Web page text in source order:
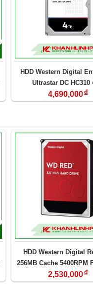
HDD Western Digital
Ultrastar DC HC310
4,690,000đ
HDD Western Digital
256MB Cache 5400RPM
Western2,530,000đ